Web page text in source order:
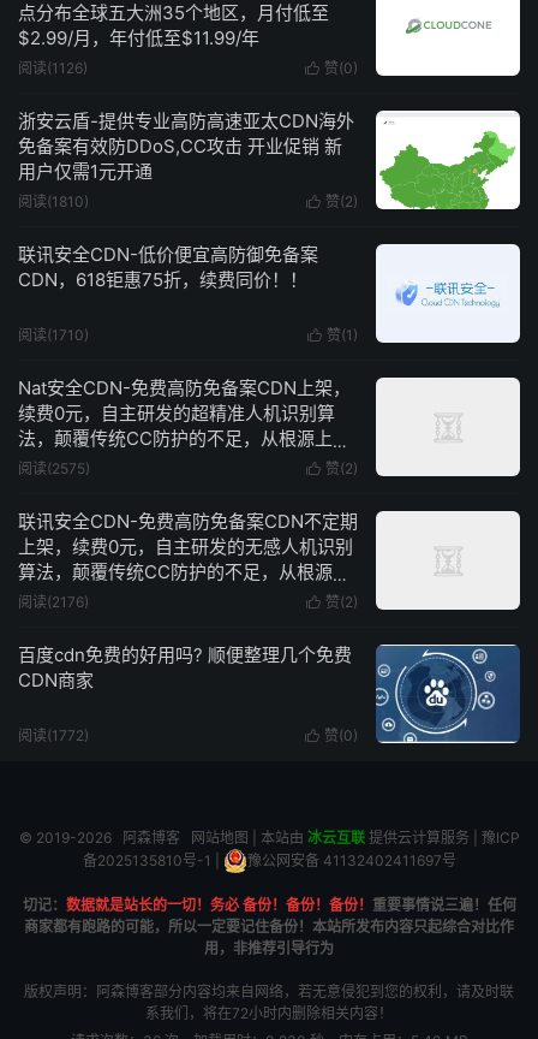
点分布全球五大洲35个地区，月付低至
$2.99/月，年付低至$11.99/年
 赞(0)
阅读(1126)
浙安云盾-提供专业高防高速亚太CDN海外
免备案有效防DDoS,CC攻击 开业促销 新
用户仅需1元开通
 赞(2)
阅读(1810)
联讯安全CDN-低价便宜高防御免备案
CDN，618钜惠75折，续费同价！！
 赞(1 )
阅读(1710)
Nat安全CDN-免费高防免备案CDN上架，
续费0元，自主研发的超精准人机识别算
法，颠覆传统CC防护的不足，从根源上去
解决CC攻击
 赞(2)
阅读(2575)
联讯安全CDN-免费高防免备案CDN不定期
上架，续费0元，自主研发的无感人机识别
算法，颠覆传统CC防护的不足，从根源上
去解决CC攻击
 赞(2)
阅读(2176)
百度cdn免费的好用吗? 顺便整理几个免费
CDN商家
 赞(0)
阅读(1772)
© 2019-2026 阿森博客 网站地图 | 本站由 冰云互联提供云计算服务 | 豫ICP
备2025135810号-1
豫公网安备 41132402411697号
切记： 数据就是站长的一切！务必 备份！备份！备份！ 重要事情说三遍！任何
商家都有跑路的可能，所以一定要记住备份！本站所发布内容只起综合对比作
用，非推荐引导行为
版权声明：阿森博客部分内容均来自网络，若无意侵犯到您的权利，请及时联
系我们，将在72小时内删除相关内容！